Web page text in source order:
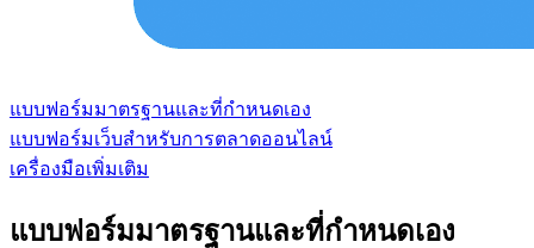
แบบฟอร์มมาตรฐานและที่กำหนดเอง
แบบฟอร์มเว็บสำหรับการตลาดออนไลน์
เครื่องมือเพิ่มเติม
แบบฟอร์มมาตรฐานและที่กำหนดเอง